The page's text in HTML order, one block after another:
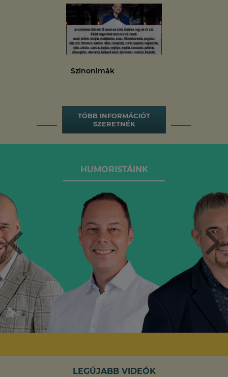
Szinonimák
TÖBB INFORMÁCIÓT
SZERETNÉK
HUMORISTÁINK
LEGÚJABB VIDEÓK